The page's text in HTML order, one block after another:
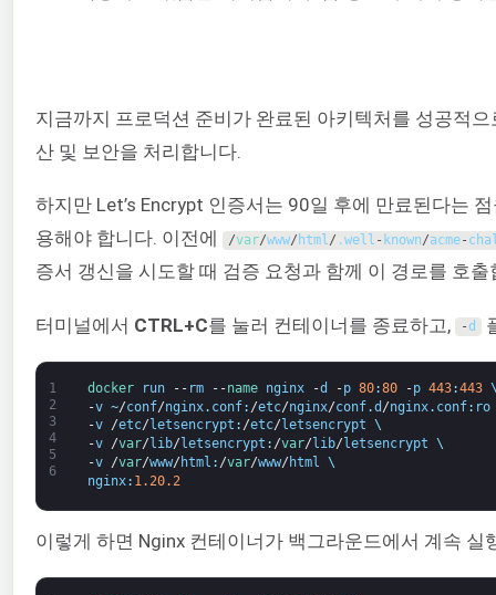
지금까지 프로덕션 준비가 완료된 아키텍처를 성공적
산 및 보안을 처리합니다.
하지만 Let’s Encrypt 인증서는 90일 후에 만료된다는
용해야 합니다. 이전에
/var/www/ html/ .well - known/acme-
증서 갱신을 시도할 때 검증 요청과 함께 이 경로를 호
터미널에서 CTRL+C를 눌러 컨테이너를 종료하고, -d
1
2
3
4
5
6
docker run -- rm --name nginx -d -p 80:80 -p 443:443
-v ~/conf/nginx. conf: /etc/nginx/conf.d /nginx. conf: ro
-v /etc/ letsencrypt : /etc/ letsencrypt \
-v /var/ lib/ letsencrypt : /var/ lib/ letsencrypt \
-v /var/www/ html : /var/www/ html \
nginx: 1.20.2
이렇게 하면 Nginx 컨테이너가 백그라운드에서 계속